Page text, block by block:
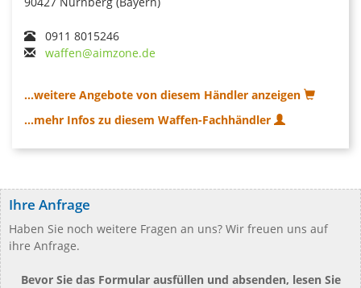
0911 8015246
waffen@aimzone.de
...weitere Angebote von diesem Händler anzeigen
...mehr Infos zu diesem Waffen-Fachhändler
Ihre Anfrage
Haben Sie noch weitere Fragen an uns? Wir freuen uns auf
ihre Anfrage.
Bevor Sie das Formular ausfüllen und absenden, lesen Sie